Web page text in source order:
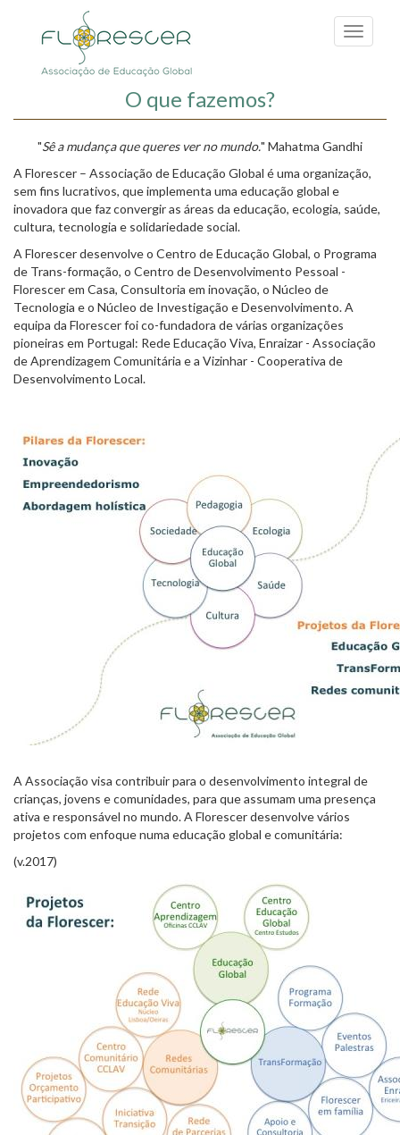
Toggle
O que fazemos?
"Sê a mudança que queres ver no mundo." Mahatma Gandhi
A Florescer – Associação de Educação Global é uma organização,
sem fins lucrativos, que implementa uma educação global e
inovadora que faz convergir as áreas da educação, ecologia, saúde,
cultura, tecnologia e solidariedade social.
A Florescer desenvolve o Centro de Educação Global, o Programa
de Trans-formação, o Centro de Desenvolvimento Pessoal -
Florescer em Casa, Consultoria em inovação, o Núcleo de
Tecnologia e o Núcleo de Investigação e Desenvolvimento. A
equipa da Florescer foi co-fundadora de várias organizações
pioneiras em Portugal: Rede Educação Viva, Enraizar - Associação
de Aprendizagem Comunitária e a Vizinhar - Cooperativa de
Desenvolvimento Local.
A Associação visa contribuir para o desenvolvimento integral de
crianças, jovens e comunidades, para que assumam uma presença
ativa e responsável no mundo. A Florescer desenvolve vários
projetos com enfoque numa educação global e comunitária:
(v.2017)